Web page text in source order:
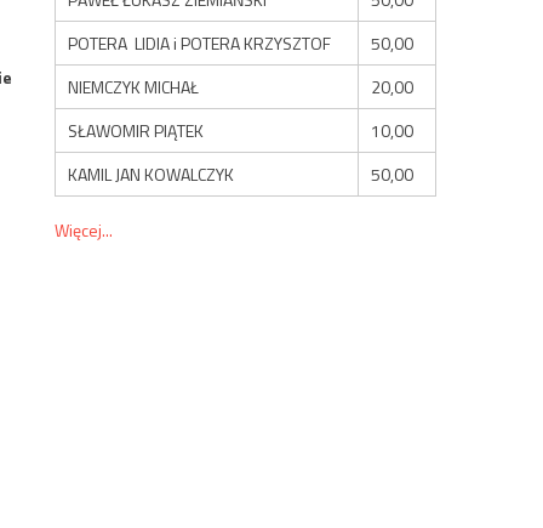
POTERA LIDIA i POTERA KRZYSZTOF
50,00
NIEMCZYK MICHAŁ
20,00
SŁAWOMIR PIĄTEK
10,00
KAMIL JAN KOWALCZYK
50,00
Więcej...